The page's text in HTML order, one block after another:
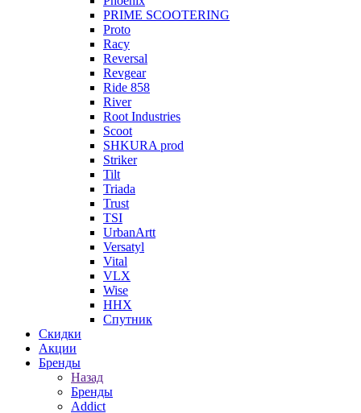
PRIME SCOOTERING
Proto
Racy
Reversal
Revgear
Ride 858
River
Root Industries
Scoot
SHKURA рrоd
Striker
Tilt
Triada
Trust
TSI
UrbanArtt
Versatyl
Vital
VLX
Wise
ННХ
Спутник
Скидки
Акции
Бренды
Назад
Бренды
Addict